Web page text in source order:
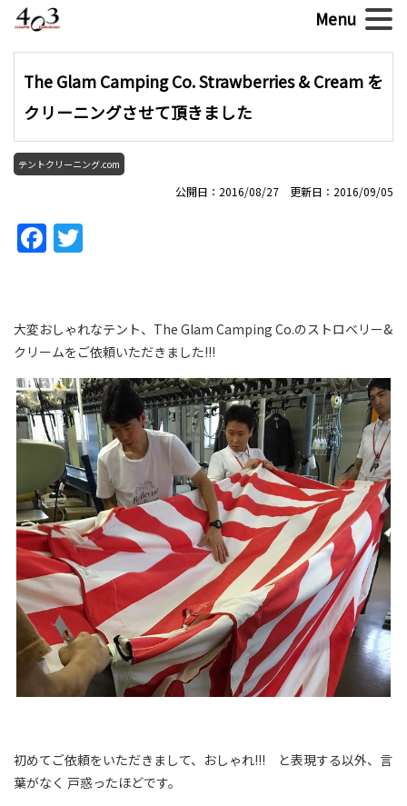
The Glam Camping Co. Strawberries & Cream を
クリーニングさせて頂きました
テントクリーニング.com
公開日：2016/08/27 更新日：2016/09/05
Facebook
大変おしゃれなテント、The Glam Camping Co.のストロベリー&
クリームをご依頼いただきました!!!
初めてご依頼をいただきまして、おしゃれ!!! と表現する以外、言
葉がなく 戸惑ったほどです。